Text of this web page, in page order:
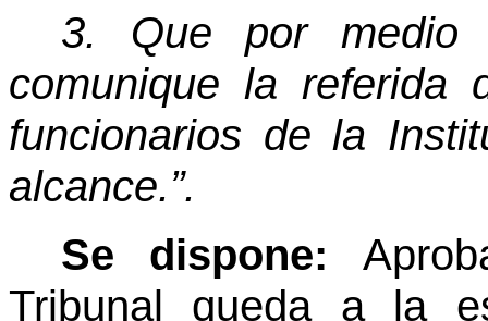
3. Que por medio
comunique la referida
funcionarios de la
alcance.”.
Se dispone:
Tribunal queda a la